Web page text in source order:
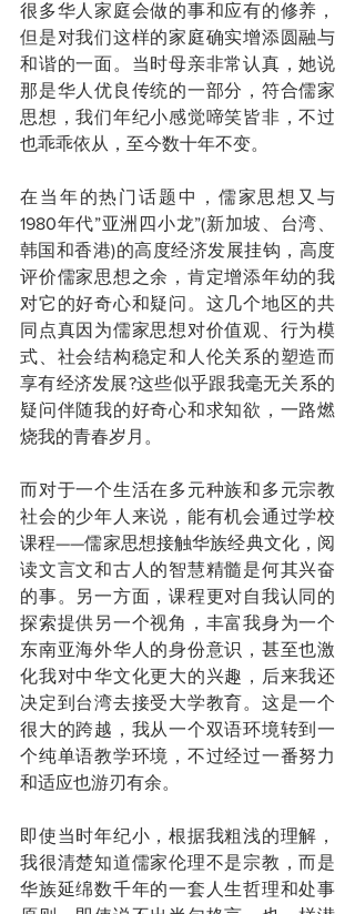
很多华人家庭会做的事和应有的修养，
但是对我们这样的家庭确实增添圆融与
和谐的一面。当时母亲非常认真，她说
那是华人优良传统的一部分，符合儒家
思想，我们年纪小感觉啼笑皆非，不过
也乖乖依从，至今数十年不变。
在当年的热门话题中，儒家思想又与
1980年代”亚洲四小龙”(新加坡、台湾、
韩国和香港)的高度经济发展挂钩，高度
评价儒家思想之余，肯定增添年幼的我
对它的好奇心和疑问。这几个地区的共
同点真因为儒家思想对价值观、行为模
式、社会结构稳定和人伦关系的塑造而
享有经济发展?这些似乎跟我毫无关系的
疑问伴随我的好奇心和求知欲，一路燃
烧我的青春岁月。
而对于一个生活在多元种族和多元宗教
社会的少年人来说，能有机会通过学校
课程——儒家思想接触华族经典文化，阅
读文言文和古人的智慧精髓是何其兴奋
的事。另一方面，课程更对自我认同的
探索提供另一个视角，丰富我身为一个
东南亚海外华人的身份意识，甚至也激
化我对中华文化更大的兴趣，后来我还
决定到台湾去接受大学教育。这是一个
很大的跨越，我从一个双语环境转到一
个纯单语教学环境，不过经过一番努力
和适应也游刃有余。
即使当时年纪小，根据我粗浅的理解，
我很清楚知道儒家伦理不是宗教，而是
华族延绵数千年的一套人生哲理和处事